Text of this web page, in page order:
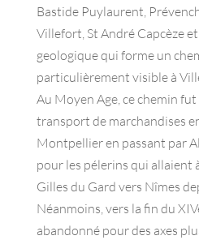
Bastide Puylaurent,
Villefort, St André Capcèze
geologique qui forme un
particulièrement visible à
Au Moyen Age, ce chemin
transport de marchandises
Montpellier en passant par
pour les pélerins qui allaient
Gilles du Gard vers Nîmes
Néanmoins, vers la fin du
abandonné pour des axes